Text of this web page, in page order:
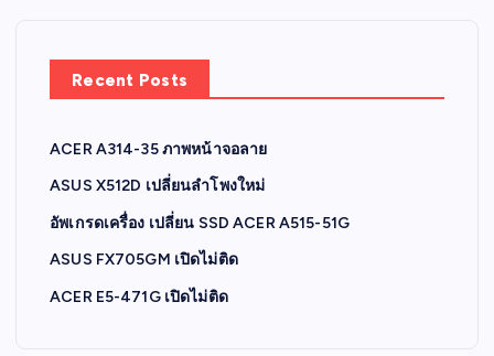
Recent Posts
ACER A314-35 ภาพหน้าจอลาย
ASUS X512D เปลี่ยนลำโพงใหม่
อัพเกรดเครื่อง เปลี่ยน SSD ACER A515-51G
ASUS FX705GM เปิดไม่ติด
ACER E5-471G เปิดไม่ติด